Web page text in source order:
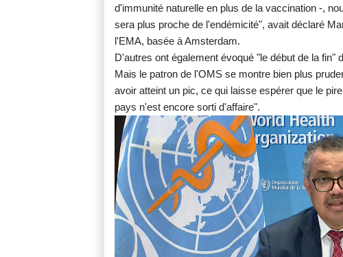
d'immunité naturelle en plus de la vaccination -,
sera plus proche de l'endémicité", avait déclaré
l'EMA, basée à Amsterdam.
D'autres ont également évoqué "le début de la fin"
Mais le patron de l'OMS se montre bien plus
avoir atteint un pic, ce qui laisse espérer que le
pays n'est encore sorti d'affaire".